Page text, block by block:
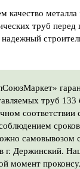
качество металла
труб
труб 133
соответствии
самовывозом
г. Держинский.
момент